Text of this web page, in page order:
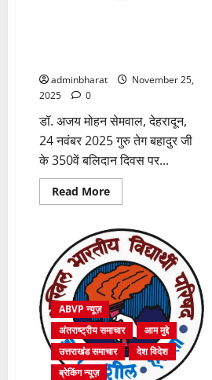
adminbharat
November 25,
2025
0
डॉ. अजय मोहन सेमवाल, देहरादून,
24 नवंबर 2025 गुरु तेग बहादुर जी
के 350वें बलिदान दिवस पर...
Read MoreRead
more
तेग
बहादुर
जी
के
350वें
बलिदान
दिवस
पर
अभाविप
ने
आयोजित
की
संगोष्ठी
ABVP न्यूज़
अंतराष्ट्रीय समाचार
आम मुद्दे
उत्तराखंड समाचार
देश विदेश
ब्रेकिंग न्यूज़